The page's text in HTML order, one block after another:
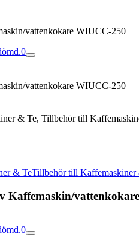
vattenkokare WIUCC-250
0
vattenkokare WIUCC-250
& Te, Tillbehör till
& TeTillbehör till Kaffemaskiner
Kaffemaskin/
0